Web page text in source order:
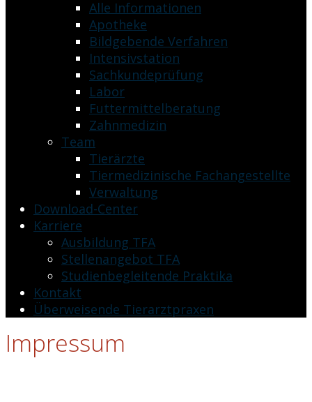
Alle Informationen
Apotheke
Bildgebende Verfahren
Intensivstation
Sachkundeprüfung
Labor
Futtermittelberatung
Zahnmedizin
Team
Tierärzte
Tiermedizinische Fachangestellte
Verwaltung
Download-Center
Karriere
Ausbildung TFA
Stellenangebot TFA
Studienbegleitende Praktika
Kontakt
Überweisende Tierarztpraxen
Impressum